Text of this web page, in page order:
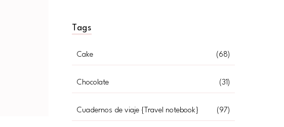
Tags
Cake (68)
Chocolate (31)
Cuadernos de viaje {Travel notebook} (97)